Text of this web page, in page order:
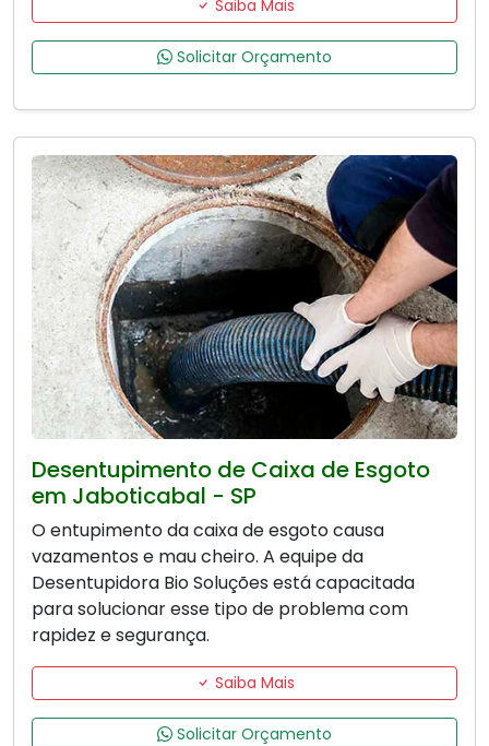
Saiba Mais
Solicitar Orçamento
Desentupimento de Caixa de Esgoto
em Jaboticabal - SP
O entupimento da caixa de esgoto causa
vazamentos e mau cheiro. A equipe da
Desentupidora Bio Soluções está capacitada
para solucionar esse tipo de problema com
rapidez e segurança.
Saiba Mais
Solicitar Orçamento